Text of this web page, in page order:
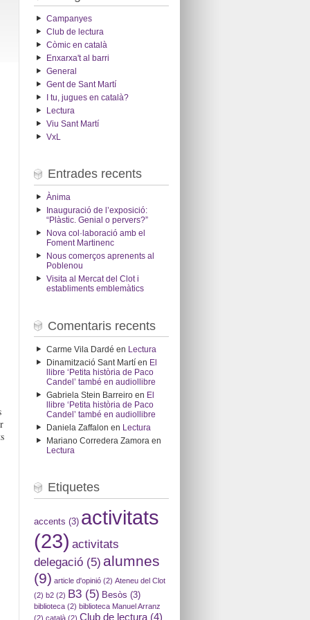
Campanyes
Club de lectura
Còmic en català
Enxarxa't al barri
General
Gent de Sant Martí
I tu, jugues en català?
Lectura
Viu Sant Martí
VxL
Entrades recents
Ànima
Inauguració de l’exposició:
“Plàstic. Genial o pervers?”
Nova col·laboració amb el
Foment Martinenc
Nous comerços aprenents al
Poblenou
Visita al Mercat del Clot i
establiments emblemàtics
Comentaris recents
Carme Vila Dardé en Lectura
Dinamització Sant Martíen El
llibre ‘Petita història de Paco
Candel’ també en audiollibre
Gabriela Stein Barreiroen El
llibre ‘Petita història de Paco
Candel’ també en audiollibre
Daniela Zaffalon en Lectura
Mariano Corredera Zamoraen
Lectura
Etiquetes
accents (3) activitats
(23) activitats
delegació(5) alumnes
(9) article d'opinió(2) Ateneu del Clot
(2) b2(2) B3(5) Besòs (3)
biblioteca(2) biblioteca Manuel Arranz
(2) català(2) Club de lectura(4)